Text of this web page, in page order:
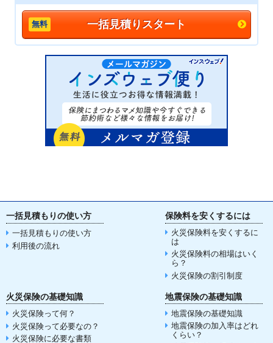
一括見積りスタート
一括見積もりの使い方
一括見積もりの使い方
利用後の流れ
保険料を安くするには
火災保険料を安くするに
は
火災保険料の相場はいく
ら？
火災保険の割引制度
火災保険の基礎知識
火災保険って何？
火災保険って必要なの？
火災保険に必要な書類
地震保険の基礎知識
地震保険の基礎知識
地震保険の加入率はどれ
くらい？